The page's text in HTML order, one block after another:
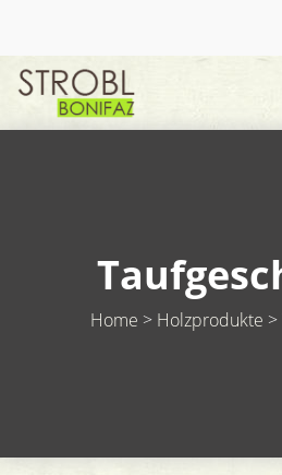
content
Home > Holzprodukte >